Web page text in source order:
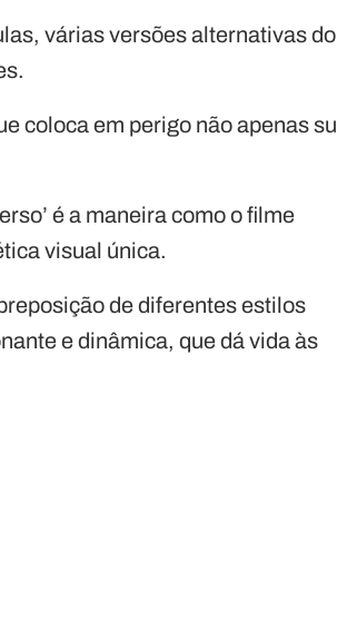
várias versões alternativas do
coloca em perigo não apenas
é a maneira como o filme
visual única.
de diferentes estilos
e dinâmica, que dá vida às